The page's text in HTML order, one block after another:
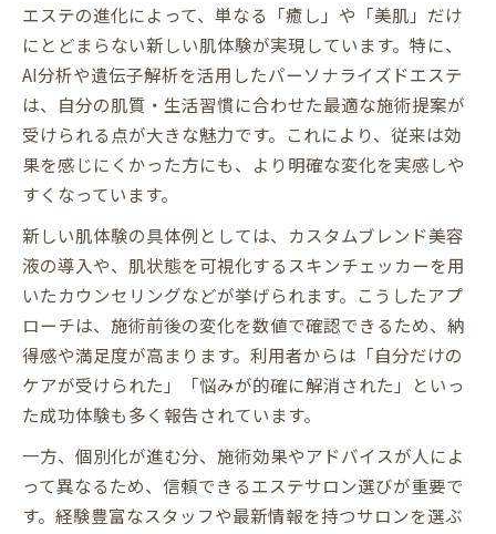
エステの進化によって、単なる「癒し」や「美肌」だけ
にとどまらない新しい肌体験が実現しています。特に、
AI分析や遺伝子解析を活用したパーソナライズドエステ
は、自分の肌質・生活習慣に合わせた最適な施術提案が
受けられる点が大きな魅力です。これにより、従来は効
果を感じにくかった方にも、より明確な変化を実感しや
すくなっています。
新しい肌体験の具体例としては、カスタムブレンド美容
液の導入や、肌状態を可視化するスキンチェッカーを用
いたカウンセリングなどが挙げられます。こうしたアプ
ローチは、施術前後の変化を数値で確認できるため、納
得感や満足度が高まります。利用者からは「自分だけの
ケアが受けられた」「悩みが的確に解消された」といっ
た成功体験も多く報告されています。
一方、個別化が進む分、施術効果やアドバイスが人によ
って異なるため、信頼できるエステサロン選びが重要で
す。経験豊富なスタッフや最新情報を持つサロンを選ぶ